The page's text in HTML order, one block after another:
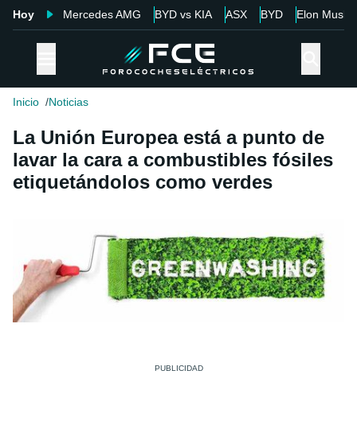
Hoy Mercedes AMG BYD vs KIA ASX BYD Elon Musk
Inicio Noticias
La Unión Europea está a punto de
lavar la cara a combustibles fósiles
etiquetándolos como verdes